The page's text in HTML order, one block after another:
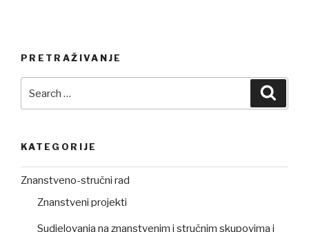
PRETRAŽIVANJE
KATEGORIJE
Znanstveno-stručni rad
Znanstveni projekti
Sudjelovanja na znanstvenim i stručnim skupovima i